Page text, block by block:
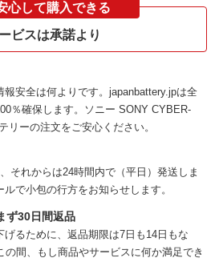
心して購入できる
ビスは承諾より
報安全は何よりです。japanbattery.jpは全
％確保します。
ソニー SONY CYBER-
リーの注文をご安心ください。
それからは24時間内で（平日）発送しま
で小包の行方をお知らせします。
ず30日間返品
るために、返品期限は7日も14日もな
の間、もし商品やサービスに何か満足でき